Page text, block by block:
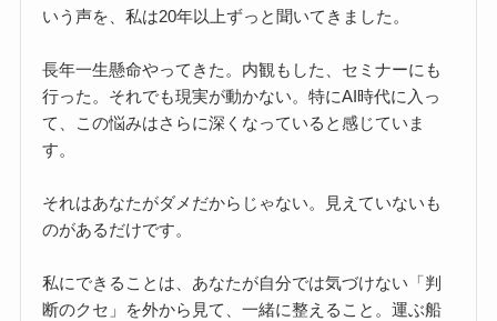
いう声を、私は20年以上ずっと聞いてきました。
長年一生懸命やってきた。内観もした、セミナーにも
行った。それでも現実が動かない。特にAI時代に入っ
て、この悩みはさらに深くなっていると感じていま
す。
それはあなたがダメだからじゃない。見えていないも
のがあるだけです。
私にできることは、あなたが自分では気づけない「判
断のクセ」を外から見て、一緒に整えること。運ぶ船